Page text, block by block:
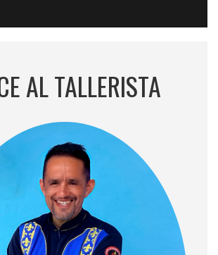
AL TALLERISTA